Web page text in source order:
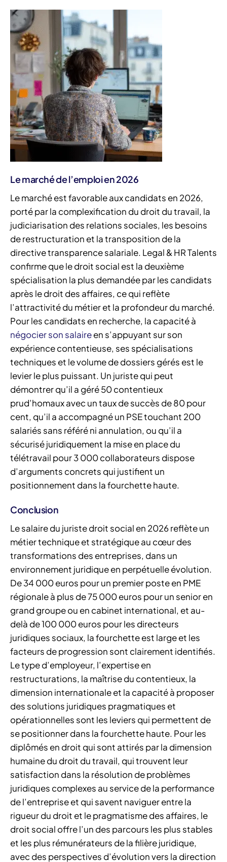
Le marché de l’emploi en 2026
Le marché est favorable aux candidats en 2026,
porté par la complexification du droit du travail, la
judiciarisation des relations sociales, les besoins
de restructuration et la transposition de la
directive transparence salariale. Legal & HR Talents
confirme que le droit social est la deuxième
spécialisation la plus demandée par les candidats
après le droit des affaires, ce qui reflète
l’attractivité du métier et la profondeur du marché.
Pour les candidats en recherche, la capacité à
négocier son salaireen s’appuyant sur son
expérience contentieuse, ses spécialisations
techniques et le volume de dossiers gérés est le
levier le plus puissant. Un juriste qui peut
démontrer qu’il a géré 50 contentieux
prud’homaux avec un taux de succès de 80 pour
cent, qu’il a accompagné un PSE touchant 200
salariés sans référé ni annulation, ou qu’il a
sécurisé juridiquement la mise en place du
télétravail pour 3 000 collaborateurs dispose
d’arguments concrets qui justifient un
positionnement dans la fourchette haute.
Conclusion
Le salaire du juriste droit social en 2026 reflète un
métier technique et stratégique au cœur des
transformations des entreprises, dans un
environnement juridique en perpétuelle évolution.
De 34 000 euros pour un premier poste en PME
régionale à plus de 75 000 euros pour un senior en
grand groupe ou en cabinet international, et au-
delà de 100 000 euros pour les directeurs
juridiques sociaux, la fourchette est large et les
facteurs de progression sont clairement identifiés.
Le type d’employeur, l’expertise en
restructurations, la maîtrise du contentieux, la
dimension internationale et la capacité à proposer
des solutions juridiques pragmatiques et
opérationnelles sont les leviers qui permettent de
se positionner dans la fourchette haute. Pour les
diplômés en droit qui sont attirés par la dimension
humaine du droit du travail, qui trouvent leur
satisfaction dans la résolution de problèmes
juridiques complexes au service de la performance
de l’entreprise et qui savent naviguer entre la
rigueur du droit et le pragmatisme des affaires, le
droit social offre l’un des parcours les plus stables
et les plus rémunérateurs de la filière juridique,
avec des perspectives d’évolution vers la direction